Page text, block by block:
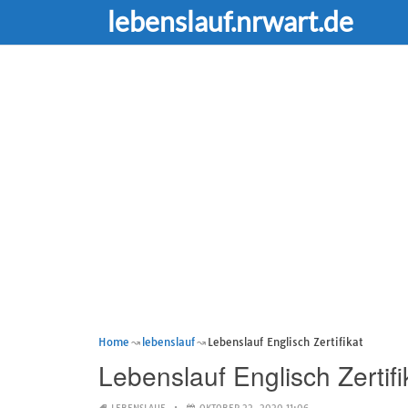
lebenslauf.nrwart.de
Home lebenslauf Lebenslauf Englisch Zertifikat
Lebenslauf Englisch